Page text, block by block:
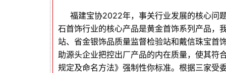
福建宝协2022年，事关行业发展的核心问
石首饰行业的核心产品是黄金首饰系列产品，
站、省金银饰品质量监督检验站和戴信珠宝首
助源头企业把控出厂产品的内在质量，使其符
规定及命名方法》强制性你标准。根据三家受